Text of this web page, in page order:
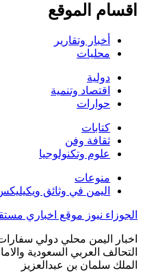
اقسام الموقع
أخبار وتقارير
محليات
دولية
اقتصاد وتنمية
حوارات
كتابات
ثقافة وفن
علوم وتكنولوجيا
منوعات
اليمن في وثائق
الجوزاء نيوز موقع اخباري
اخبار اليمن محلي دولي
التحالف العربي السعودية
الملك سلمان بن عبدالعزيز